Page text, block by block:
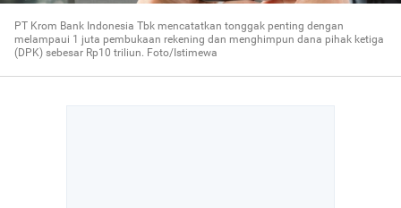
PT Krom Bank Indonesia Tbk mencatatkan tonggak penting dengan
melampaui 1 juta pembukaan rekening dan menghimpun dana pihak ketiga
(DPK) sebesar Rp10 triliun. Foto/Istimewa